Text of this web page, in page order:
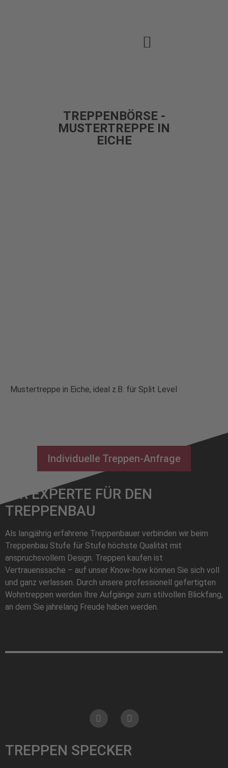
TREPPENBÖRSE -
MUSTERTREPPE IN
EICHE
Mustertreppe in Eiche, ideal z.B. für Split Level
Individuelle Treppen-Anfrage
IHR EXPERTE FÜR DEN
TREPPENBAU
Als langjährig erfahrene Treppenbauer verbinden wir beim
Treppenbau Stufe für Stufe höchste Qualität mit
anspruchsvollem Design. Treppen kaufen ist
Vertrauenssache – auf unser Know-how können Sie sich voll
und ganz verlassen. Durch unsere professionell gefertigten
Wohntreppen werden Ihre Aufgänge zum stilvollen Blickfang,
an dem Sie jahrelang Freude haben werden.
TREPPEN SPECKER